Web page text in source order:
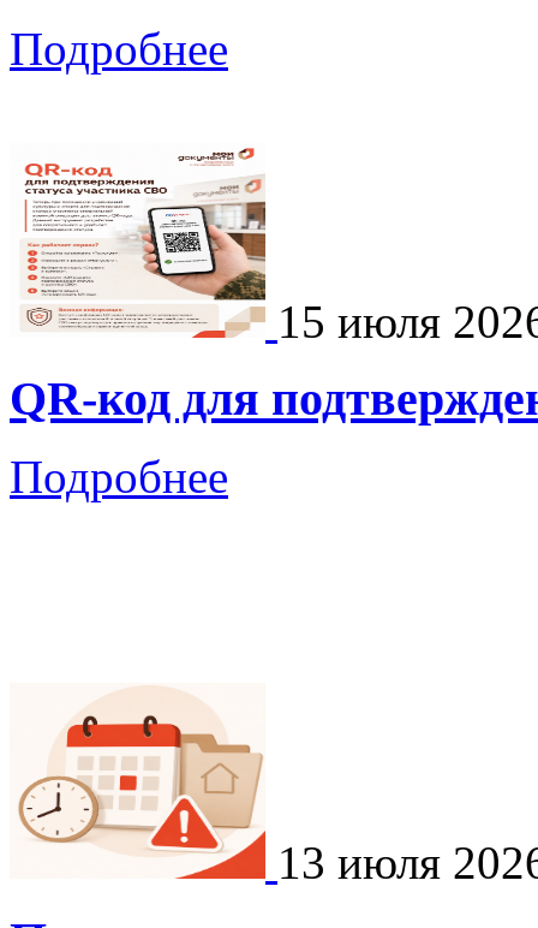
Подробнее
15 июля
QR-код для
Подробнее
13 июля